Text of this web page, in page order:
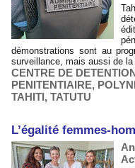
démonstrations sont au
surveillance, mais aussi de
CENTRE DE
PENITENTIAIRE,
TAHITI, TATUTU
L’égalité femmes-